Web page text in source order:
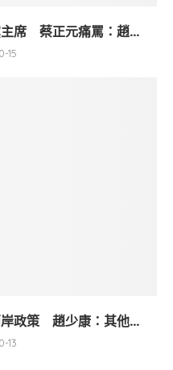
席 蔡正元痛罵：趙...
15
政策 趙少康：其他...
13